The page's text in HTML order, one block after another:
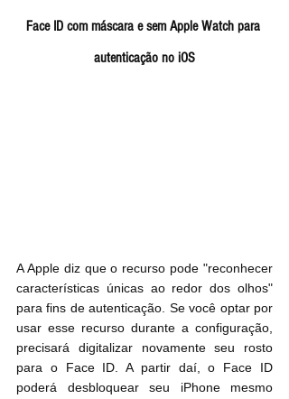
Face ID com máscara e sem Apple Watch para
autenticação no iOS
A Apple diz que o recurso pode "reconhecer
características únicas ao redor dos olhos"
para fins de autenticação. Se você optar por
usar esse recurso durante a configuração,
precisará digitalizar novamente seu rosto
para o Face ID. A partir daí, o Face ID
poderá desbloquear seu iPhone mesmo